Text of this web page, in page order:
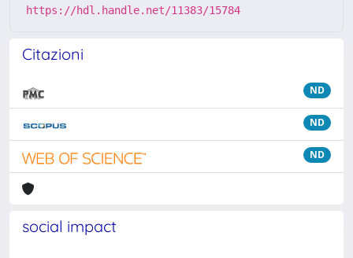
https://hdl.handle.net/11383/15784
Citazioni
ND
ND
ND
social impact